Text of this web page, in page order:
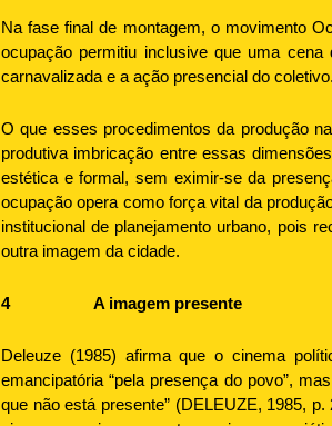
Na fase final de montagem, o movimento
ocupação permitiu inclusive que uma
carnavalizada e a ação presencial do
O que esses procedimentos da produção
produtiva imbricação entre essas
estética e formal, sem eximir-se da
ocupação opera como força vital da
institucional de planejamento urbano, pois
outra imagem da cidade.
4 A imagem presente
Deleuze (1985) afirma que o cinema
emancipatória “pela presença do povo”,
que não está presente” (DELEUZE, 1985,